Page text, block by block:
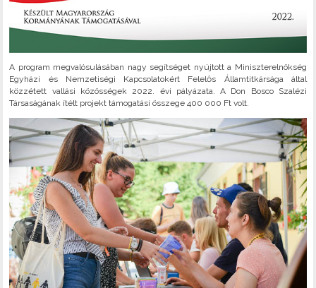
A program megvalósulásában nagy segítséget nyújtott a Miniszterelnökség
Egyházi és Nemzetiségi Kapcsolatokért Felelős Államtitkársága által
közzétett vallási közösségek 2022. évi pályázata. A Don Bosco Szalézi
Társaságának ítélt projekt támogatási összege 400 000 Ft volt.